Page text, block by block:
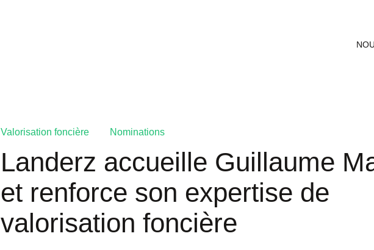
Valorisation foncière Nominations
Landerz accueille Guillaume
et renforce son expertise de
valorisation foncière